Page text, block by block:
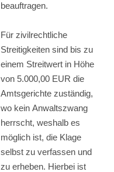
beauftragen.
Für zivilrechtliche
Streitigkeiten sind bis zu
einem Streitwert in Höhe
von 5.000,00 EUR die
Amtsgerichte zuständig,
wo kein Anwaltszwang
herrscht, weshalb es
möglich ist, die Klage
selbst zu verfassen und
zu erheben. Hierbei ist